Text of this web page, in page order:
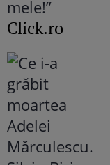
Click.ro